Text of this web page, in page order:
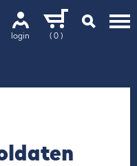
login ( 0 )